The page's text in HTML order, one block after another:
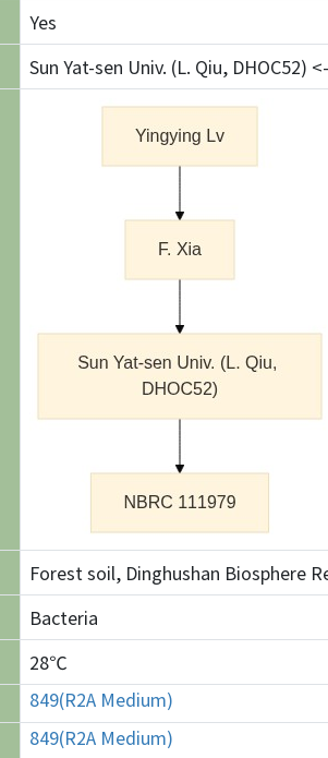
Yes
Sun Yat-sen Univ. (L. Qiu, DHOC52)
Forest soil, Dinghushan Biosphere
Bacteria
28℃
849(R2A Medium)
849(R2A Medium)